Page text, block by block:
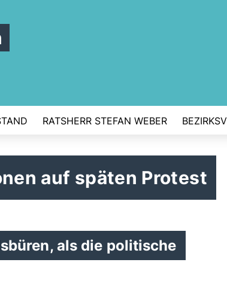
RATSHERR STEFAN WEBER
auf späten Protest
als die politische